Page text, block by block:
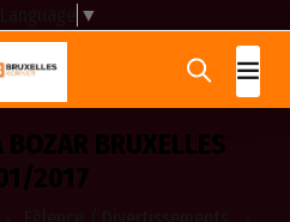
▼
BRUXELLES
2017